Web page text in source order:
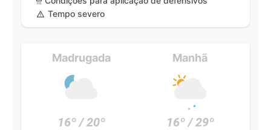
Tempo severo
Madrugada
16º / 20º
Manhã
16º / 29º